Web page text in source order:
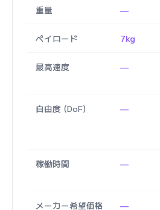
重量 —
ペイロード 7kg
最高速度 —
自由度 (DoF) —
稼働時間 —
メーカー希望価格 —